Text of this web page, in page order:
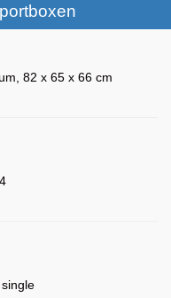
82 x 65 x 66 cm